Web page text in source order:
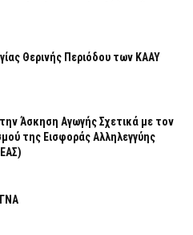
Θερινής Περιόδου των ΚΑΑΥ
Άσκηση Αγωγής Σχετικά με τον
της Εισφοράς Αλληλεγγύης